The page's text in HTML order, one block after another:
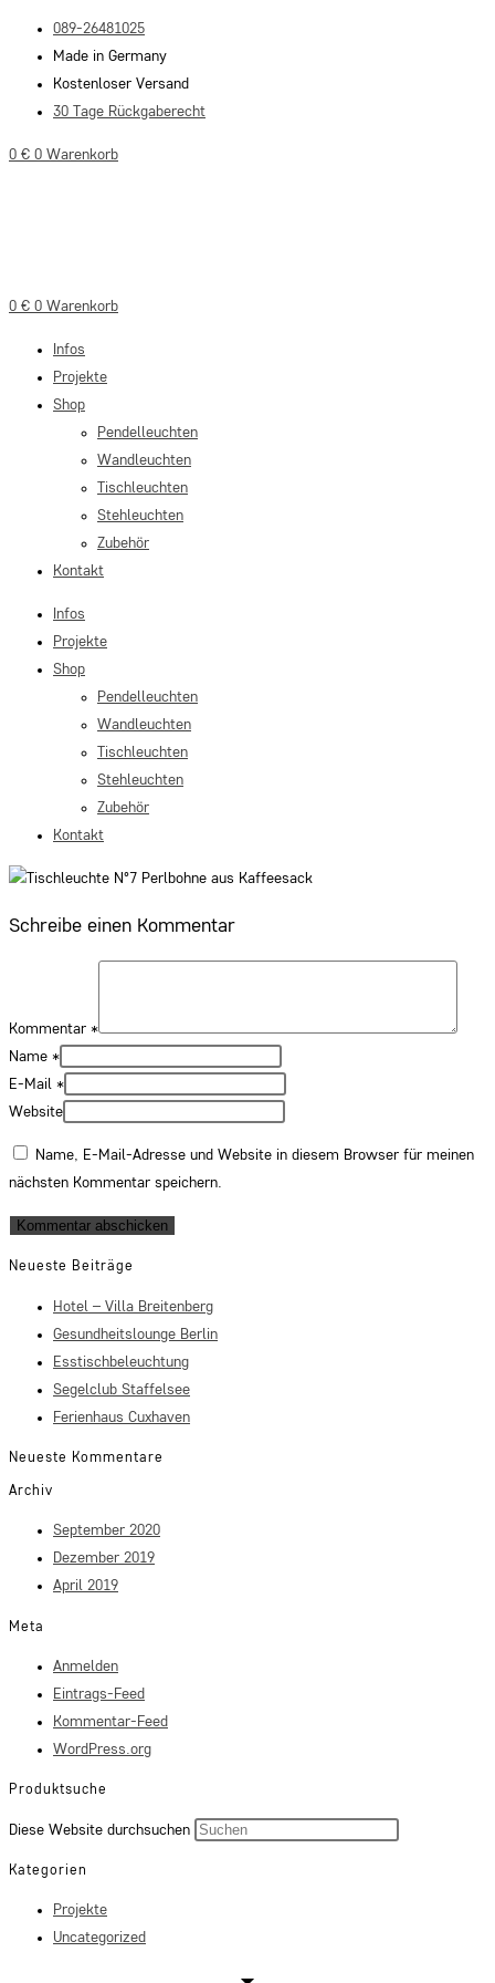
Inhalt
springen
089-26481025
Made in Germany
Kostenloser Versand
30 Tage Rückgaberecht
0 € 0 Warenkorb
0 € 0 Warenkorb
Infos
Projekte
Shop
Pendelleuchten
Wandleuchten
Tischleuchten
Stehleuchten
Zubehör
Kontakt
Infos
Projekte
Shop
Pendelleuchten
Wandleuchten
Tischleuchten
Stehleuchten
Zubehör
Kontakt
Schreibe einen Kommentar
Kommentar *
Name *
E-Mail *
Website
Name, E-Mail-Adresse und Website in diesem Browser für meinen
nächsten Kommentar speichern.
Neueste Beiträge
Hotel – Villa Breitenberg
Gesundheitslounge Berlin
Esstischbeleuchtung
Segelclub Staffelsee
Ferienhaus Cuxhaven
Neueste Kommentare
Archiv
September 2020
Dezember 2019
April 2019
Meta
Anmelden
Eintrags-Feed
Kommentar-Feed
WordPress.org
Produktsuche
Diese Website durchsuchen
Kategorien
Projekte
Uncategorized